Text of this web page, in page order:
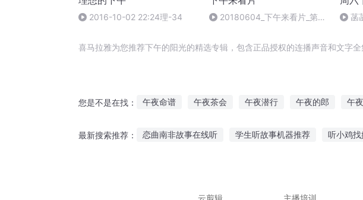
2016-10-02 22:24理-34
20180604_下午来看片_第
菡
喜马拉雅为您推荐下午的阳光的精选专辑，包含正品授权的连播声音和文字
您是不是在找： 午夜命谱 午夜茶会 午夜潜行 午夜的郎 午
最新搜索推荐： 恋曲南非故事在线听 学生听故事机器推荐 听小鸡
云剪辑
主播培训